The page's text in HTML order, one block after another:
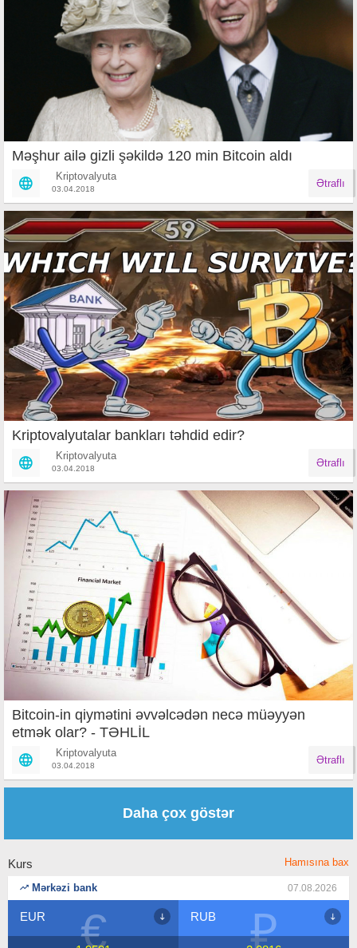
Məşhur ailə gizli şəkildə 120 min Bitcoin aldı
Kriptovalyuta
03.04.2018 Ətraflı
Kriptovalyutalar bankları təhdid edir?
Kriptovalyuta
03.04.2018 Ətraflı
Bitcoin-in qiymətini əvvəlcədən necə müəyyən
etmək olar? - TƏHLİL
Kriptovalyuta
03.04.2018 Ətraflı
Daha çox göstər
Kurs Hamısına bax
Mərkəzi bank 07.08.2026
€
EUR ₽
RUB